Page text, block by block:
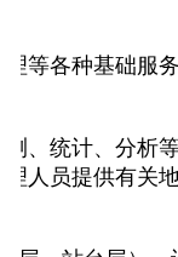
各种基础
统计、分
员提供有